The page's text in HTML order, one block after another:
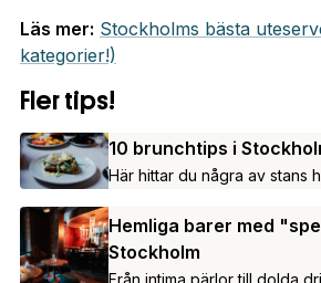
Läs mer: Stockholms bästa
kategorier!)
Fler tips!
10 brunchtips i
Här hittar du några av stans
Hemliga barer med
Stockholm